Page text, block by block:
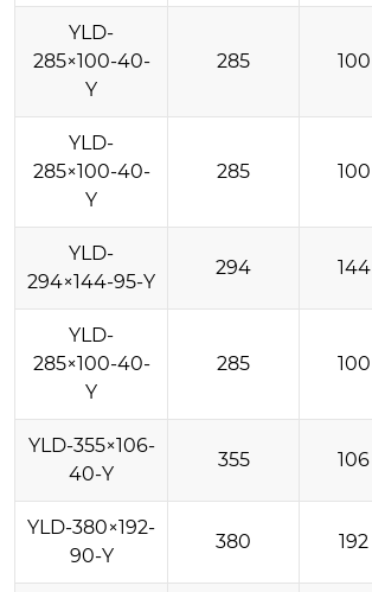
YLD-
285×100-40-
Y
285 100
YLD-
285×100-40-
Y
285 100
YLD-
294×144-95-Y
294 144
YLD-
285×100-40-
Y
285 100
YLD-355×106-
40-Y
355 106
YLD-380×192-
90-Y
380 192